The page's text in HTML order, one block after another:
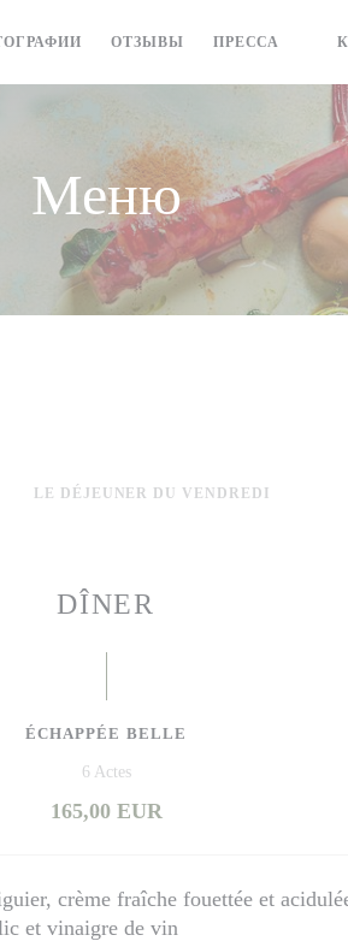
ОТЗЫВЫ ПРЕССА
Меню
LE DÉJEUNER DU VENDREDI
DÎNER
ÉCHAPPÉE BELLE
6 Actes
165,00 EUR
crème fraîche fouettée et
et vinaigre de vin